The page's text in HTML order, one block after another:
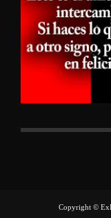
Copyright ©